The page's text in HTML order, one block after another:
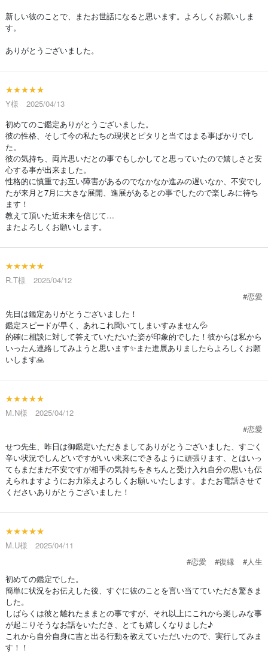
新しい彼のことで、またお世話になると思います。よろしくお願いしま
す。
ありがとうございました。
★★★★★
Y様 2025/04/13
初めてのご鑑定ありがとうございました。
彼の性格、そして今の私たちの現状とピタリと当てはまる事ばかりでし
た。
彼の気持ち、両片思いだとの事でもしかしてと思っていたので嬉しさと安
心する事が出来ました。
性格的に慎重でお互い障害があるのでなかなか進みの遅いなか、不安でし
たが来月と7月に大きな展開、進展があるとの事でしたので楽しみに待ち
ます！
教えて頂いた近未来を信じて…
またよろしくお願いします。
★★★★★
R.T様 2025/04/12
#恋愛
先日は鑑定ありがとうございました！
鑑定スピードが早く、あれこれ聞いてしまいすみません💦
的確に相談に対して答えていただいた姿が印象的でした！彼からは私から
いったん連絡してみようと思います✨また進展ありましたらよろしくお願
いします🙏
★★★★★
M.N様 2025/04/12
#恋愛
せつ先生、昨日は御鑑定いただきましてありがとうございました、すごく
辛い状況でしんどいですがいい未来にできるように頑張ります、とはいっ
てもまだまだ不安ですが相手の気持ちをきちんと受け入れ自分の思いも伝
えられますようにお力添えよろしくお願いいたします。またお電話させて
くださいありがとうございました！
★★★★★
M.U様 2025/04/11
#恋愛
#復縁
#人生
初めての鑑定でした。
簡単に状況をお伝えした後、すぐに彼のことを言い当てていただき驚きま
した。
しばらくは彼と離れたままとの事ですが、それ以上にこれから楽しみな事
が起こりそうなお話をいただき、とても嬉しくなりました♪
これから自分自身に吉と出る行動を教えていただいたので、実行してみま
す！！